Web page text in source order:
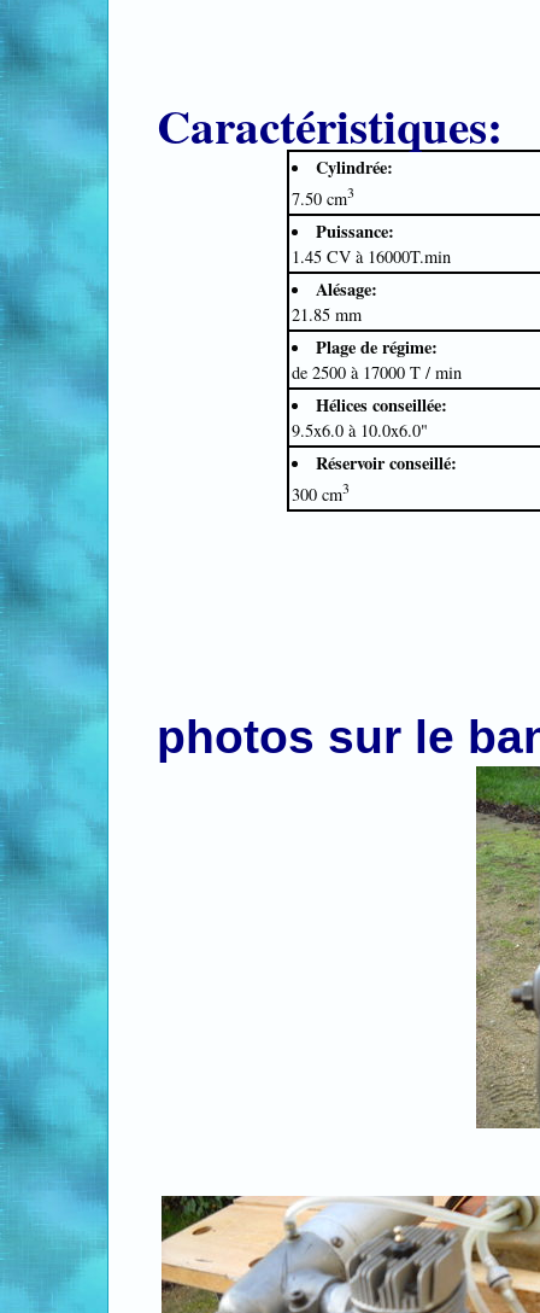
Caractéristiques:
Cylindrée:
7.50 cm3
Puissance:
1.45 CV à 16000T.min
Alésage:
21.85 mm
Plage de régime:
de 2500 à 17000 T / min
Hélices conseillée:
9.5x6.0 à 10.0x6.0"
Réservoir conseillé:
300 cm3
photos sur le